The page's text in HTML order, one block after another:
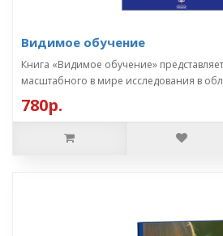
Видимое обучение
Книга «Видимое обучение»
масштабного в мире исследования в
780р.